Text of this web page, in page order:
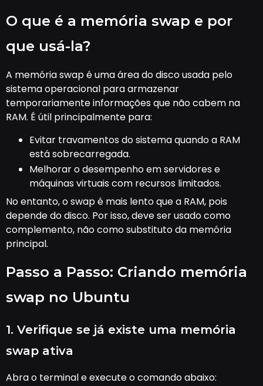
O que é a memória swap e por
que usá-la?
A memória swap é uma área do disco usada pelo
sistema operacional para armazenar
temporariamente informações que não cabem na
RAM. É útil principalmente para:
Evitar travamentos do sistema quando a RAM
está sobrecarregada.
Melhorar o desempenho em servidores e
máquinas virtuais com recursos limitados.
No entanto, o swap é mais lento que a RAM, pois
depende do disco. Por isso, deve ser usado como
complemento, não como substituto da memória
principal.
Passo a Passo: Criando memória
swap no Ubuntu
1. Verifique se já existe uma memória
swap ativa
Abra o terminal e execute o comando abaixo: